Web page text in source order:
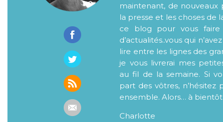
maintenant, de nouveaux
la presse et les choses de
ce blog pour vous faire
d’actualités..vous qui
lire entre les lignes des
je vous livrerai mes
au fil de la semaine. Si
part des vôtres, n’hésitez
ensemble. Alors… à bientôt
Charlotte